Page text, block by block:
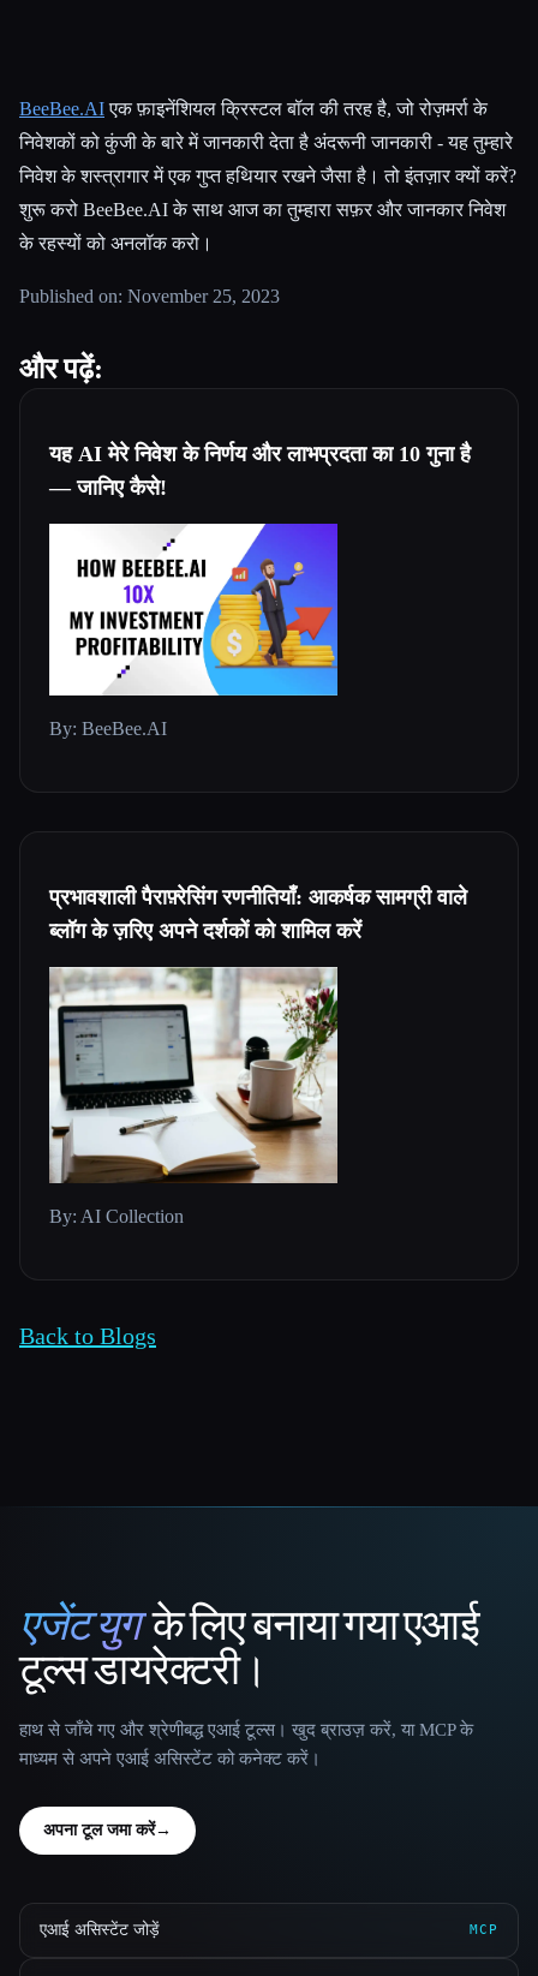
BeeBee.AIएक फ़ाइनेंशियल क्रिस्टल बॉल की तरह है, जो रोज़मर्रा के
निवेशकों को कुंजी के बारे में जानकारी देता है अंदरूनी जानकारी - यह तुम्हारे
निवेश के शस्त्रागार में एक गुप्त हथियार रखने जैसा है। तो इंतज़ार क्यों करें?
शुरू करो BeeBee.AI के साथ आज का तुम्हारा सफ़र और जानकार निवेश
के रहस्यों को अनलॉक करो।
Published on: November 25, 2023
और पढ़ें:
यह AI मेरे निवेश के निर्णय और लाभप्रदता का 10 गुना है
— जानिए कैसे!
By: BeeBee.AI
प्रभावशाली पैराफ़्रेसिंग रणनीतियाँ: आकर्षक सामग्री वाले
ब्लॉग के ज़रिए अपने दर्शकों को शामिल करें
By: AI Collection
Back to Blogs
That AI Collection
एजेंट युगके लिए बनाया गया एआई
टूल्स डायरेक्टरी।
हाथ से जाँचे गए और श्रेणीबद्ध एआई टूल्स। खुद ब्राउज़ करें, या MCP के
माध्यम से अपने एआई असिस्टेंट को कनेक्ट करें।
अपना टूल जमा करें→
एआई असिस्टेंट जोड़ें MCP